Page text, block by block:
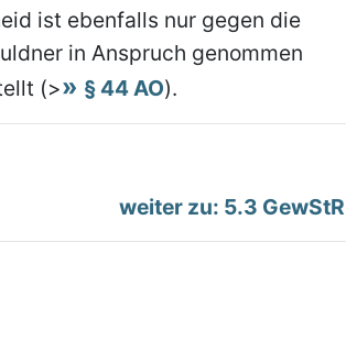
ist ebenfalls nur gegen die
in Anspruch genommen
(>
§ 44 AO).
weiter zu: 5.3 GewStR